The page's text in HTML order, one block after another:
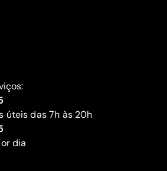
úteis das 7h às 20h
dia